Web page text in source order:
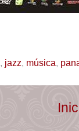
, jazz, música,